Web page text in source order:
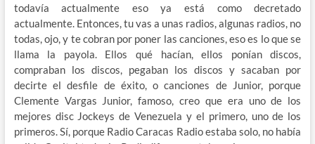
todavía actualmente eso ya está como decretado
actualmente. Entonces, tu vas a unas radios, algunas radios, no
todas, ojo, y te cobran por poner las canciones, eso es lo que se
llama la payola. Ellos qué hacían, ellos ponían discos,
compraban los discos, pegaban los discos y sacaban por
decirte el desfile de éxito, o canciones de Junior, porque
Clemente Vargas Junior, famoso, creo que era uno de los
mejores disc Jockeys de Venezuela y el primero, uno de los
primeros. Sí, porque Radio Caracas Radio estaba solo, no había